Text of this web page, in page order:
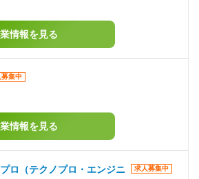
情報を見る
集中
情報を見る
ロ（テクノプロ・エンジニ
求人募集中